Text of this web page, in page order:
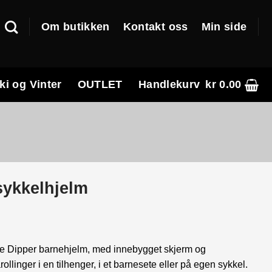
Om butikken Kontakt oss Min side
og Vinter OUTLET Handlekurv kr0.00
Dipper barnehjelm, med innebygget skjerm og
i en tilhenger, i et barnesete eller på egen sykkel.